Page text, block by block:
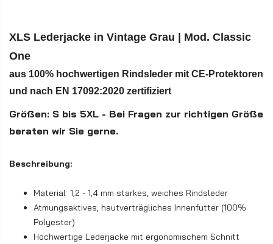
XLS Lederjacke in Vintage Grau | Mod. Classic
One
aus 100% hochwertigen Rindsleder mit CE-Protektoren
und nach EN 17092:2020 zertifiziert
Größen: S bis 5XL - Bei Fragen zur richtigen Größe
beraten wir Sie gerne.
Beschreibung:
Material: 1,2 - 1,4 mm starkes, weiches Rindsleder
Atmungsaktives, hautverträgliches Innenfutter (100%
Polyester)
Hochwertige Lederjacke mit ergonomischem Schnitt